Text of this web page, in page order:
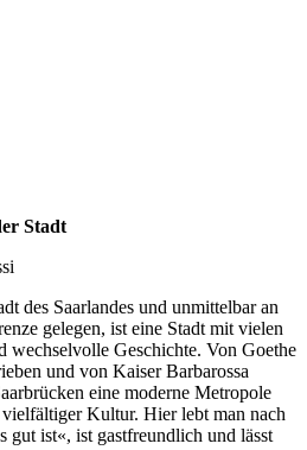
Stadt
des Saarlandes und unmittelbar an
gelegen, ist eine Stadt mit vielen
wechselvolle Geschichte. Von Goethe
und von Kaiser Barbarossa
eine moderne Metropole
Kultur. Hier lebt man nach
gut ist«, ist gastfreundlich und lässt